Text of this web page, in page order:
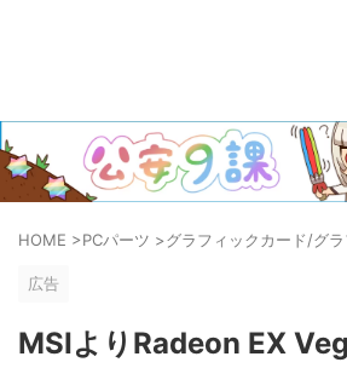
HOME >PCパーツ >グラフィックカード/グ
広告
MSIよりRadeon EX